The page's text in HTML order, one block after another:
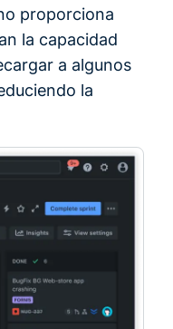
proporciona
la capacidad
a algunos
la